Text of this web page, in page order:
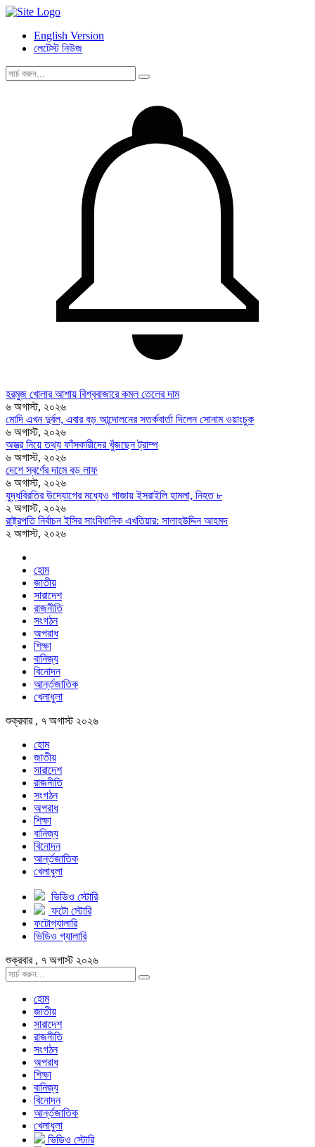
English Version
লেটেস্ট নিউজ
হরমুজ খোলার আশায় বিশ্ববাজারে কমল তেলের দাম
৬ অগাস্ট, ২০২৬
মোদি এখন দুর্বল, এবার বড় আন্দোলনের সতর্কবার্তা দিলেন সোনাম ওয়াংচুক
৬ অগাস্ট, ২০২৬
অস্ত্র নিয়ে তথ্য ফাঁসকারীদের খুঁজছেন ট্রাম্প
৬ অগাস্ট, ২০২৬
দেশে স্বর্ণের দামে বড় লাফ
৬ অগাস্ট, ২০২৬
যুদ্ধবিরতির উদ্যোগের মধ্যেও গাজায় ইসরাইলি হামলা, নিহত ৮
২ অগাস্ট, ২০২৬
রাষ্ট্রপতি নির্বাচন ইসির সাংবিধানিক এখতিয়ার: সালাহউদ্দিন আহমদ
২ অগাস্ট, ২০২৬
হোম
জাতীয়
সারাদেশ
রাজনীতি
সংগঠন
অপরাধ
শিক্ষা
বানিজ্য
বিনোদন
আর্ন্তজাতিক
খেলাধুলা
শুক্রবার , ৭ অগাস্ট ২০২৬
হোম
জাতীয়
সারাদেশ
রাজনীতি
সংগঠন
অপরাধ
শিক্ষা
বানিজ্য
বিনোদন
আর্ন্তজাতিক
খেলাধুলা
ভিডিও স্টোরি
ফটো স্টোরি
ফটোগ্যালারি
ভিডিও গ্যালারি
শুক্রবার , ৭ অগাস্ট ২০২৬
হোম
জাতীয়
সারাদেশ
রাজনীতি
সংগঠন
অপরাধ
শিক্ষা
বানিজ্য
বিনোদন
আর্ন্তজাতিক
খেলাধুলা
ভিডিও স্টোরি